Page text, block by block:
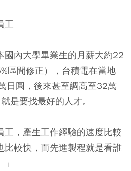
工
國內大學畢業生的月薪大約22
區間修正），台積電在當地
日圓，後來甚至調高至32萬
是要找最好的人才。
工，產生工作經驗的速度比較
比較快，而先進製程就是看誰